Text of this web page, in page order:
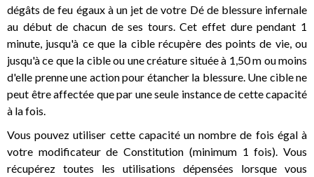
dégâts de feu égaux à un jet de votre Dé de blessure infernale
au début de chacun de ses tours. Cet effet dure pendant 1
minute, jusqu'à ce que la cible récupère des points de vie, ou
jusqu'à ce que la cible ou une créature située à 1,50 m ou moins
d'elle prenne une action pour étancher la blessure. Une cible ne
peut être affectée que par une seule instance de cette capacité
à la fois.
Vous pouvez utiliser cette capacité un nombre de fois égal à
votre modificateur de Constitution (minimum 1 fois). Vous
récupérez toutes les utilisations dépensées lorsque vous